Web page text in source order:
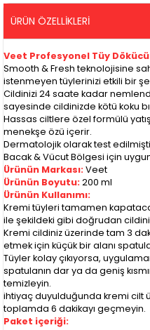
ÜRÜN ÖZELLIKLERI
Veet Profesyonel Tüy
Smooth & Fresh teknolojisine
istenmeyen tüylerinizi etkili bir
Cildinizi 24 saate kadar
sayesinde cildinizde kötü koku
Hassas ciltlere özel formülü
menekşe özü içerir.
Dermatolojik olarak test
Bacak & Vücut Bölgesi için
Ürünün Markası: Veet
Ürünün Boyutu:200 ml
Ürünün Kullanımı:
Kremi tüyleri tamamen
ile şekildeki gibi doğrudan
Kremi cildiniz üzerinde tam 3
etmek için küçük bir alanı
Tüyler kolay çıkıyorsa,
spatulanın dar ya da geniş
temizleyin.
ihtiyaç duyulduğunda kremi cilt
toplamda 6 dakikayı geçmeyin.
Paket içeriği: